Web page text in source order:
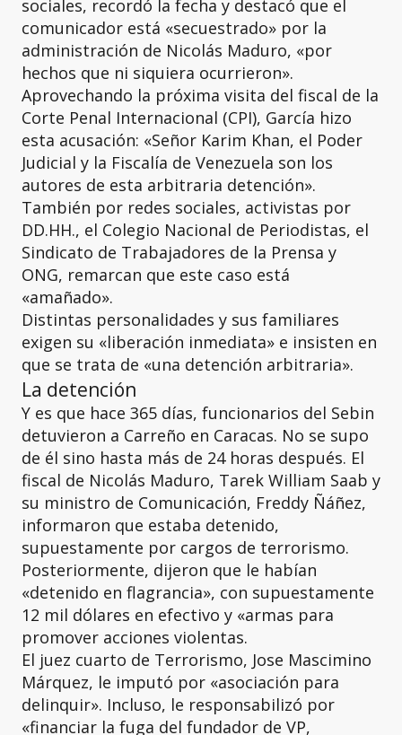
sociales, recordó la fecha y destacó que el
comunicador está «secuestrado» por la
administración de Nicolás Maduro, «por
hechos que ni siquiera ocurrieron».
Aprovechando la próxima visita del fiscal de la
Corte Penal Internacional (CPI), García hizo
esta acusación: «Señor Karim Khan, el Poder
Judicial y la Fiscalía de Venezuela son los
autores de esta arbitraria detención».
También por redes sociales, activistas por
DD.HH., el Colegio Nacional de Periodistas, el
Sindicato de Trabajadores de la Prensa y
ONG, remarcan que este caso está
«amañado».
Distintas personalidades y sus familiares
exigen su «liberación inmediata» e insisten en
que se trata de «una detención arbitraria».
La detención
Y es que hace 365 días, funcionarios del Sebin
detuvieron a Carreño en Caracas. No se supo
de él sino hasta más de 24 horas después. El
fiscal de Nicolás Maduro, Tarek William Saab y
su ministro de Comunicación, Freddy Ñáñez,
informaron que estaba detenido,
supuestamente por cargos de terrorismo.
Posteriormente, dijeron que le habían
«detenido en flagrancia», con supuestamente
12 mil dólares en efectivo y «armas para
promover acciones violentas.
El juez cuarto de Terrorismo, Jose Mascimino
Márquez, le imputó por «asociación para
delinquir». Incluso, le responsabilizó por
«financiar la fuga del fundador de VP,